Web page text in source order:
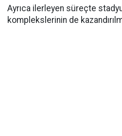
Ayrıca ilerleyen süreçte
komplekslerinin de